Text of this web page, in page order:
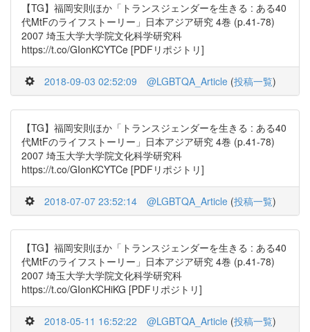
【TG】福岡安則ほか「トランスジェンダーを生きる : ある40
代MtFのライフストーリー」日本アジア研究 4巻 (p.41-78)
2007 埼玉大学大学院文化科学研究科
https://t.co/GIonKCYTCe [PDFリポジトリ]
2018-09-03 02:52:09 @LGBTQA_Article (投稿一覧)
【TG】福岡安則ほか「トランスジェンダーを生きる : ある40
代MtFのライフストーリー」日本アジア研究 4巻 (p.41-78)
2007 埼玉大学大学院文化科学研究科
https://t.co/GIonKCYTCe [PDFリポジトリ]
2018-07-07 23:52:14 @LGBTQA_Article (投稿一覧)
【TG】福岡安則ほか「トランスジェンダーを生きる : ある40
代MtFのライフストーリー」日本アジア研究 4巻 (p.41-78)
2007 埼玉大学大学院文化科学研究科
https://t.co/GIonKCHiKG [PDFリポジトリ]
2018-05-11 16:52:22 @LGBTQA_Article (投稿一覧)